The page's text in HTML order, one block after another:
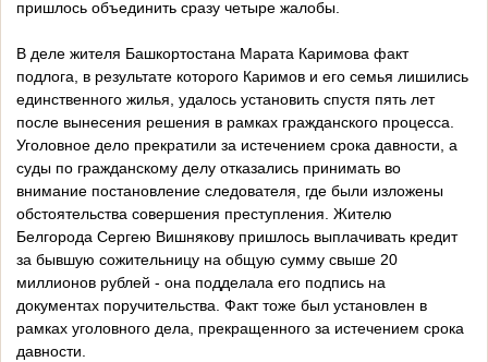
пришлось объединить сразу четыре жалобы.
В деле жителя Башкортостана Марата Каримова факт
подлога, в результате которого Каримов и его семья лишились
единственного жилья, удалось установить спустя пять лет
после вынесения решения в рамках гражданского процесса.
Уголовное дело прекратили за истечением срока давности, а
суды по гражданскому делу отказались принимать во
внимание постановление следователя, где были изложены
обстоятельства совершения преступления. Жителю
Белгорода Сергею Вишнякову пришлось выплачивать кредит
за бывшую сожительницу на общую сумму свыше 20
миллионов рублей - она подделала его подпись на
документах поручительства. Факт тоже был установлен в
рамках уголовного дела, прекращенного за истечением срока
давности.